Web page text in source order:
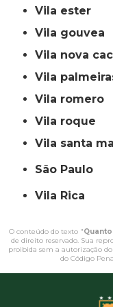
vila ester
vila gouvea
vila nova
vila
vila romero
vila roque
vila santa
São Paulo
Vila Rica
O conteúdo do texto "
de direito reservado. Sua
proibida sem a autorização
do Código